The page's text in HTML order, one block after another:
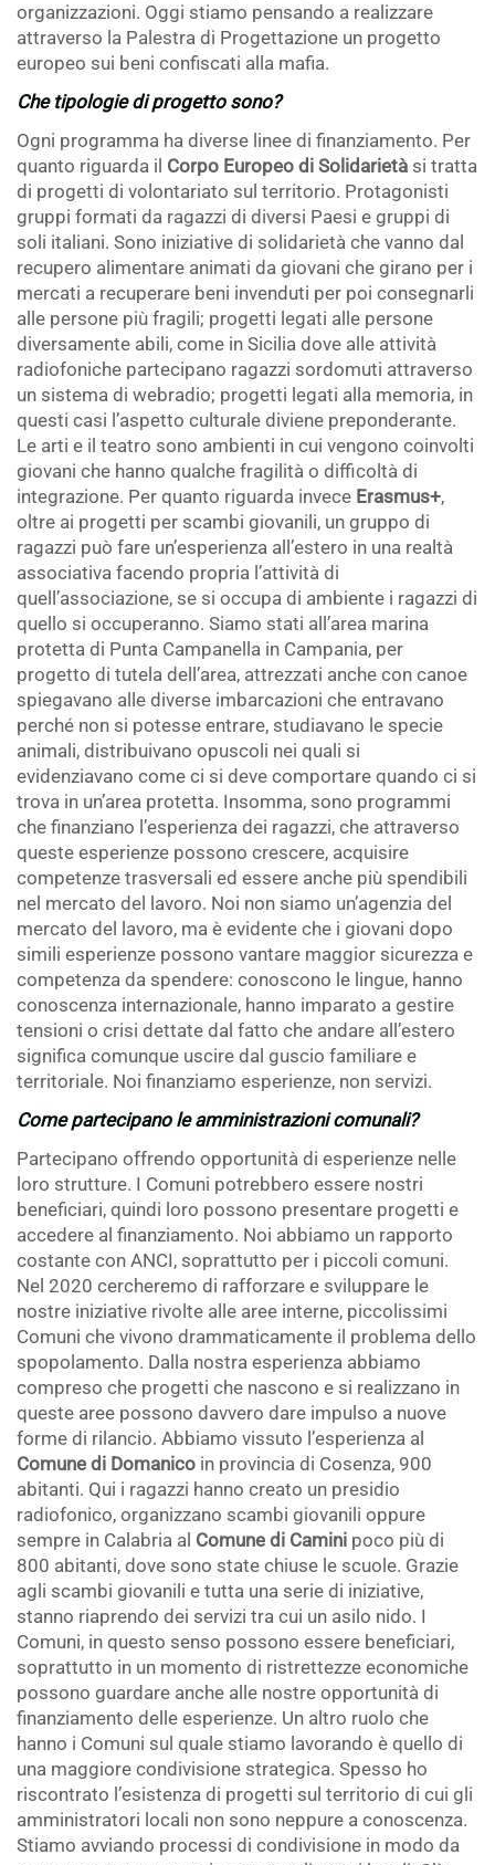
organizzazioni. Oggi stiamo pensando a realizzare
attraverso la Palestra di Progettazione un progetto
europeo sui beni confiscati alla mafia.
Che tipologie di progetto sono?
Ogni programma ha diverse linee di finanziamento. Per
quanto riguarda il Corpo Europeo di Solidarietà si tratta
di progetti di volontariato sul territorio. Protagonisti
gruppi formati da ragazzi di diversi Paesi e gruppi di
soli italiani. Sono iniziative di solidarietà che vanno dal
recupero alimentare animati da giovani che girano per i
mercati a recuperare beni invenduti per poi consegnarli
alle persone più fragili; progetti legati alle persone
diversamente abili, come in Sicilia dove alle attività
radiofoniche partecipano ragazzi sordomuti attraverso
un sistema di webradio; progetti legati alla memoria, in
questi casi l’aspetto culturale diviene preponderante.
Le arti e il teatro sono ambienti in cui vengono coinvolti
giovani che hanno qualche fragilità o difficoltà di
integrazione. Per quanto riguarda invece Erasmus+,
oltre ai progetti per scambi giovanili, un gruppo di
ragazzi può fare un’esperienza all’estero in una realtà
associativa facendo propria l’attività di
quell’associazione, se si occupa di ambiente i ragazzi di
quello si occuperanno. Siamo stati all’area marina
protetta di Punta Campanella in Campania, per
progetto di tutela dell’area, attrezzati anche con canoe
spiegavano alle diverse imbarcazioni che entravano
perché non si potesse entrare, studiavano le specie
animali, distribuivano opuscoli nei quali si
evidenziavano come ci si deve comportare quando ci si
trova in un’area protetta. Insomma, sono programmi
che finanziano l’esperienza dei ragazzi, che attraverso
queste esperienze possono crescere, acquisire
competenze trasversali ed essere anche più spendibili
nel mercato del lavoro. Noi non siamo un’agenzia del
mercato del lavoro, ma è evidente che i giovani dopo
simili esperienze possono vantare maggior sicurezza e
competenza da spendere: conoscono le lingue, hanno
conoscenza internazionale, hanno imparato a gestire
tensioni o crisi dettate dal fatto che andare all’estero
significa comunque uscire dal guscio familiare e
territoriale. Noi finanziamo esperienze, non servizi.
Come partecipano le amministrazioni comunali?
Partecipano offrendo opportunità di esperienze nelle
loro strutture. I Comuni potrebbero essere nostri
beneficiari, quindi loro possono presentare progetti e
accedere al finanziamento. Noi abbiamo un rapporto
costante con ANCI, soprattutto per i piccoli comuni.
Nel 2020 cercheremo di rafforzare e sviluppare le
nostre iniziative rivolte alle aree interne, piccolissimi
Comuni che vivono drammaticamente il problema dello
spopolamento. Dalla nostra esperienza abbiamo
compreso che progetti che nascono e si realizzano in
queste aree possono davvero dare impulso a nuove
forme di rilancio. Abbiamo vissuto l’esperienza al
Comune di Domanico in provincia di Cosenza, 900
abitanti. Qui i ragazzi hanno creato un presidio
radiofonico, organizzano scambi giovanili oppure
sempre in Calabria al Comune di Camini poco più di
800 abitanti, dove sono state chiuse le scuole. Grazie
agli scambi giovanili e tutta una serie di iniziative,
stanno riaprendo dei servizi tra cui un asilo nido. I
Comuni, in questo senso possono essere beneficiari,
soprattutto in un momento di ristrettezze economiche
possono guardare anche alle nostre opportunità di
finanziamento delle esperienze. Un altro ruolo che
hanno i Comuni sul quale stiamo lavorando è quello di
una maggiore condivisione strategica. Spesso ho
riscontrato l’esistenza di progetti sul territorio di cui gli
amministratori locali non sono neppure a conoscenza.
Stiamo avviando processi di condivisione in modo da